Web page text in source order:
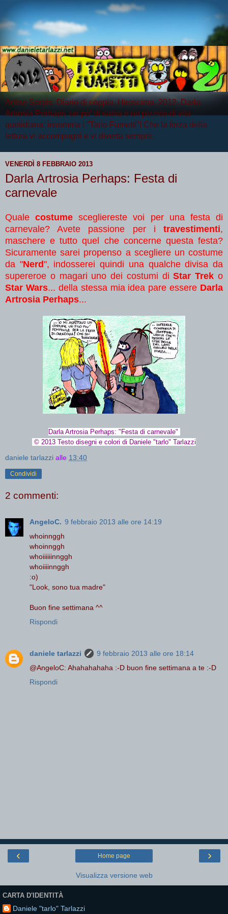
Arthur Serpis, Diario di coppia, Hiroscima, 2012, Darla
Artrosia Perhaps, un po' di satira e un pizzico di vita
quotidiana: insomma i "Tarlo Fumetti"! Che la forza della
lettura vi accompagni e vi diverta sempre.
VENERDÌ 8 FEBBRAIO 2013
Darla Artrosia Perhaps: Festa di
carnevale
Qualecostume scegliereste voi per una festa di
carnevale? Avete passione per i travestimenti,
maschere e tutto quel che concerne questa festa?
Sicuramente sarei propenso a scegliere un costume
da "Nerd", indosserei quindi una qualche divisa da
supereroe o magari uno dei costumi diStar Trek o
Star Wars... della stessa mia idea pare essere Darla
Artrosia Perhaps...
Darla Artrosia Perhaps: "Festa di carnevale"
© 2013 Testo disegni e colori di Daniele "tarlo" Tarlazzi
daniele tarlazzi alle 13:40
Condividi
2 commenti:
AngeloC. 9 febbraio 2013 alle ore 14:19
whoinnggh
whoinnggh
whoiiiiiinnggh
whoiiiinnggh
:o)
"Look, sono tua madre"
Buon fine settimana ^^
Rispondi
daniele tarlazzi
9 febbraio 2013 alle ore 18:14
@AngeloC: Ahahahahaha :-D buon fine settimana a te :-D
Rispondi
‹ ›
Home page
Visualizza versione web
CARTA D'IDENTITÀ
Daniele "tarlo" Tarlazzi